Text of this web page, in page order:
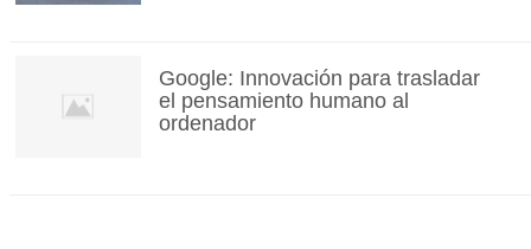
Google: Innovación para trasladar
el pensamiento humano al
ordenador